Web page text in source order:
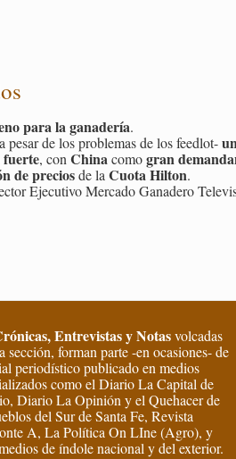
para la ga­na­de­ría.
pesar de los pro­ble­mas de los feed­lot-
, conChinacomogran
de pre­ciosde laCuota Hil­ton.
Eje­cu­ti­vo Mer­ca­do Ga­na­de­ro
Entrevistas y Notasvolcadas
sección, forman parte -en ocasiones- de
periodístico publicado en medios
como el Diario La Capital de
Diario La Opinión y el Quehacer de
del Sur de Santa Fe, Revista
A, La Política On LIne (Agro), y
de índole nacional y del exterior.